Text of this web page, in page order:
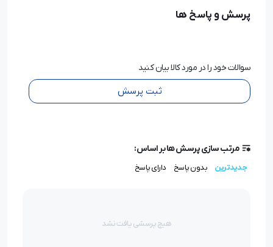
پرسش و پاسخ ها
سوالات خود را در مورد کالا بیان کنید
ثبت پرسش
مرتب سازی پرسش ها بر اساس:
جدیدترین بدون پاسخ دارای پاسخ
هیچ پرسشی یافت نشد